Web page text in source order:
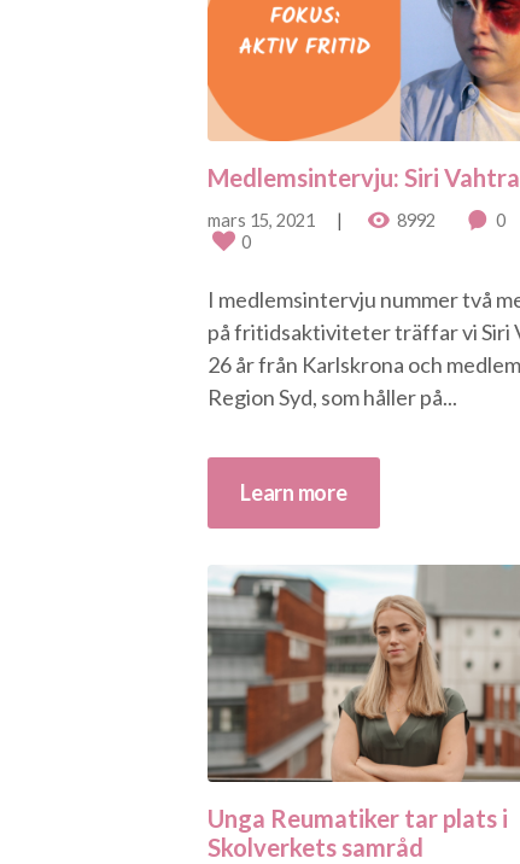
Medlemsintervju: Siri
mars 15, 2021 8992
0
0
I medlemsintervju nummer två
på fritidsaktiviteter träffar vi Siri
26 år från Karlskrona och
Region Syd, som håller på...
Learn more
Unga Reumatiker tar plats i
Skolverkets samråd